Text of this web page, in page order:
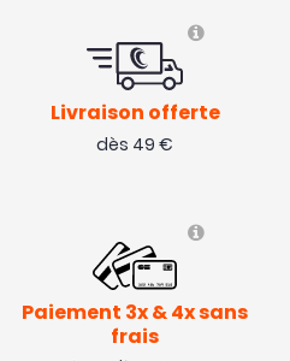
Livraison offerte
dès 49 €
Paiement 3x & 4x sans
frais